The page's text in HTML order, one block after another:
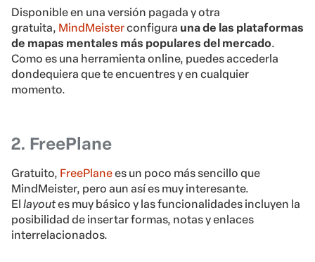
Disponible en una versión pagada y otra
gratuita, MindMeisterconfigura una de las plataformas
de mapas mentales más populares del mercado.
Como es una herramienta online, puedes accederla
dondequiera que te encuentres y en cualquier
momento.
2. FreePlane
Gratuito, FreePlanees un poco más sencillo que
MindMeister, pero aun así es muy interesante.
El layoutes muy básico y las funcionalidades incluyen la
posibilidad de insertar formas, notas y enlaces
interrelacionados.